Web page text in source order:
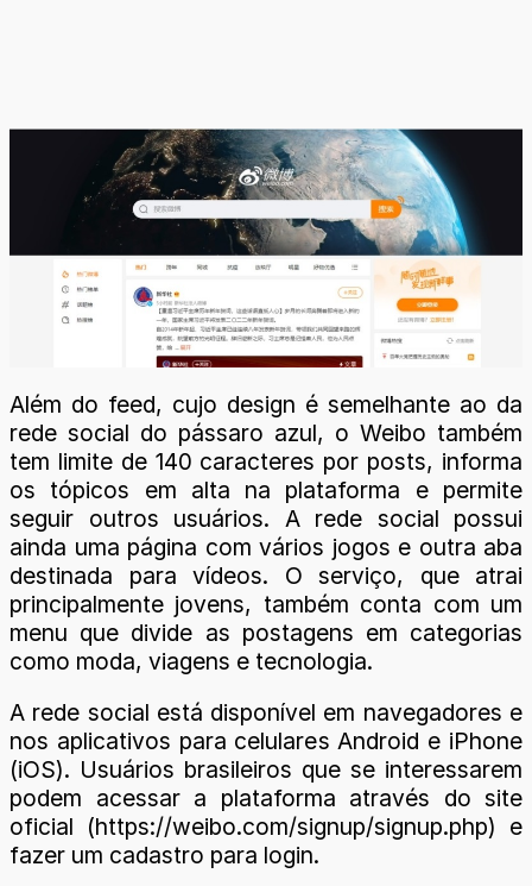
Além do feed, cujo design é semelhante ao da
rede social do pássaro azul, o Weibo também
tem limite de 140 caracteres por posts, informa
os tópicos em alta na plataforma e permite
seguir outros usuários. A rede social possui
ainda uma página com vários jogos e outra aba
destinada para vídeos. O serviço, que atrai
principalmente jovens, também conta com um
menu que divide as postagens em categorias
como moda, viagens e tecnologia.
A rede social está disponível em navegadores e
nos aplicativos para celulares Android e iPhone
(iOS). Usuários brasileiros que se interessarem
podem acessar a plataforma através do site
oficial (https://weibo.com/signup/signup.php) e
fazer um cadastro para login.